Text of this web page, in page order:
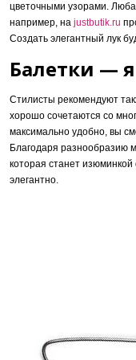
цветочными узорами.
например, наjustbutik.ru
Создать элегантный лук
Балетки —
Стилисты рекомендуют
хорошо сочетаются со
максимально удобно, вы
Благодаря разнообразию
которая станет
элегантно.